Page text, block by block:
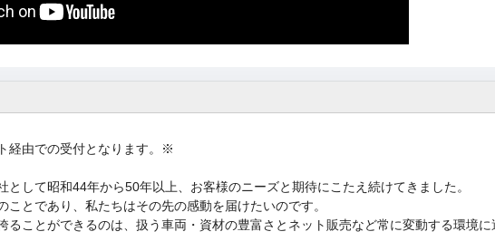
経由での受付となります。※
として昭和44年から50年以上、お客様のニーズと期待にこたえ続けてきました。
ことであり、私たちはその先の感動を届けたいのです。
ることができるのは、扱う車両・資材の豊富さとネット販売など常に変動する環境